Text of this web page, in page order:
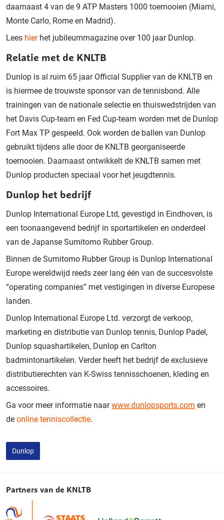
daarnaast 4 van de 9 ATP Masters 1000 toernooien (Miami,
Monte Carlo, Rome en Madrid).
Lees hier het jubileummagazine over 100 jaar Dunlop.
Relatie met de KNLTB
Dunlop is al ruim 65 jaar Official Supplier van de KNLTB en
is hiermee de trouwste sponsor van de tennisbond. Alle
trainingen van de nationale selectie en thuiswedstrijden van
het Davis Cup-team en Fed Cup-team worden met de Dunlop
Fort Max TP gespeeld. Ook worden de ballen van Dunlop
gebruikt tijdens alle door de KNLTB georganiseerde
toernooien. Daarnaast ontwikkelt de KNLTB samen met
Dunlop producten speciaal voor het jeugdtennis.
Dunlop het bedrijf
Dunlop International Europe Ltd, gevestigd in Eindhoven, is
een toonaangevend bedrijf in sportartikelen en onderdeel
van de Japanse Sumitomo Rubber Group.
Binnen de Sumitomo Rubber Group is Dunlop International
Europe wereldwijd reeds zeer lang één van de succesvolste
“operating companies” met vestigingen in diverse Europese
landen.
Dunlop International Europe Ltd. verzorgt de verkoop,
marketing en distributie van Dunlop tennis, Dunlop Padel,
Dunlop squashartikelen, Dunlop en Carlton
badmintonartikelen. Verder heeft het bedrijf de exclusieve
distributierechten van K-Swiss tennisschoenen, kleding en
accessoires.
Ga voor meer informatie naarwww.dunlopsports.com en
de online tenniscollectie.
Dunlop
Partners van de KNLTB